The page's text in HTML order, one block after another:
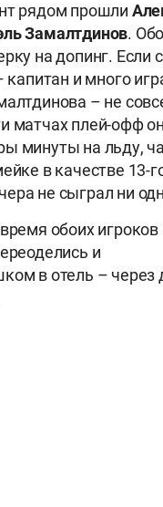
рядом прошли
Замалтдинов.
на допинг. Если
капитан и много
– не
матчах плей-офф
минуты на льду,
в качестве 13-
не сыграл ни
обоих игроков
и
в отель – через